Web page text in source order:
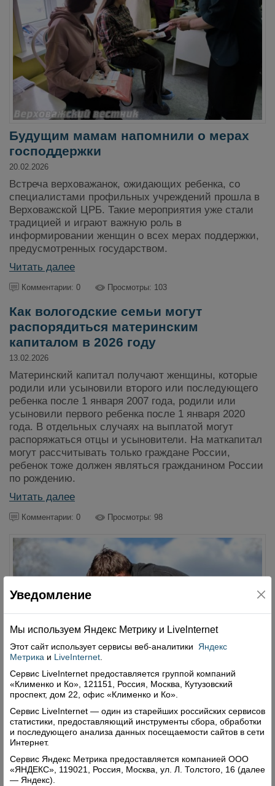
Будущим мамам напомнили о мерах
господдержки
20.02.2026
Встреча верховажанок, ожидающих ребенка, со
специалистами профильных учреждений прошла в
Верховажской ЦРБ. Такие мероприятия уже стали
традицией и играют важную роль в
информировании женщин о всех мерах поддержки,
предусмотренных государством.
Читать далее
Комментарии: 0 Просмотры: 103
Как вологодские семьи могут
распорядиться материнским
капиталом в 2026 году
13.02.2026
Материнский капитал получают женщины, которые
родили или усыновили второго или последующего
ребенка после 1 января 2007 года, родили или
усыновили первого ребенка после 1 января 2020
года. В отдельных случаях на выплатой могут
распоряжаться отцы и усыновители. На маткапитал
могут рассчитывать только граждане России,
ребенок тоже должен являться гражданином России
по рождению.
Читать далее
Комментарии: 0 Просмотры: 98
Меры социальной поддержки для пап.
1200 вологодских отцов получают
пособие по уходу за ребёнком до 1,5
лет
Уведомление
Мы используем Яндекс Метрику и Livelnternet
Этот сайт использует сервисы веб-аналитики
Яндекс
Метрика и LiveInternet
Сервис LiveInternet предоставляется группой компаний
«Клименко и Ко», 121151, Россия, Москва, Кутузовский
проспект, дом 22, офис «Клименко и Ко».
Сервис LiveInternet — один из старейших российских сервисов
статистики, предоставляющий инструменты сбора, обработки
и последующего анализа данных посещаемости сайтов в сети
Интернет.
Сервис Яндекс Метрика предоставляется компанией ООО
«ЯНДЕКС», 119021, Россия, Москва, ул. Л. Толстого, 16 (далее
— Яндекс).